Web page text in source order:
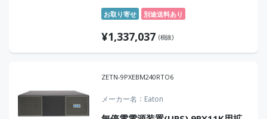
ンサイト4年保証付
お取り寄せ 別途送料あり
¥1,337,037 (税抜)
ZETN-9PXEBM240RTO6
メーカー名 Eaton